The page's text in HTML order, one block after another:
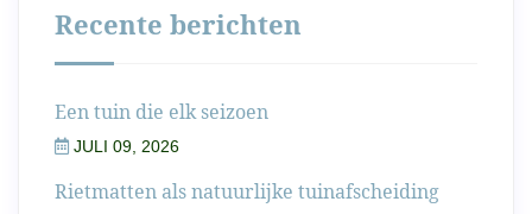
Recente berichten
Een tuin die elk seizoen
JULI 09, 2026
Rietmatten als natuurlijke tuinafscheiding